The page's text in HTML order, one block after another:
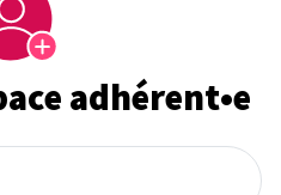
adhérent•e